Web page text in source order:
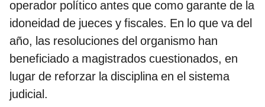
operador político antes que como garante de la
idoneidad de jueces y fiscales. En lo que va del
año, las resoluciones del organismo han
beneficiado a magistrados cuestionados, en
lugar de reforzar la disciplina en el sistema
judicial.